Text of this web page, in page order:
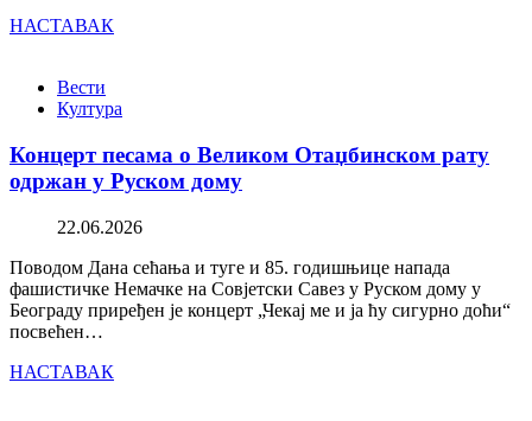
НАСТАВАК
Вести
Култура
Концерт песама о Великом Отаџбинском рату
одржан у Руском дому
22.06.2026
Поводом Дана сећања и туге и 85. годишњице напада
фашистичке Немачке на Совјетски Савез у Руском дому у
Београду приређен је концерт „Чекај ме и ја ћу сигурно доћи“
посвећен…
НАСТАВАК